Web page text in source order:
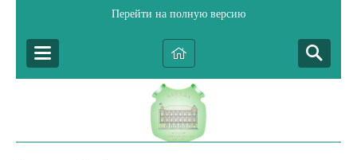
Перейти на полную версию